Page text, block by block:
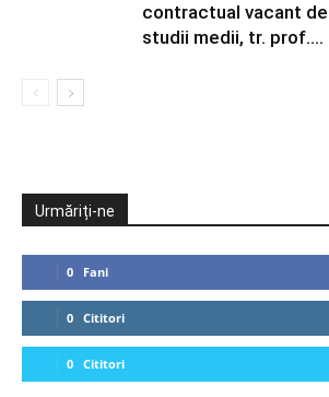
contractual vacant
studii medii, tr. prof....
Urmăriți-ne
0 Fani
0 Cititori
0 Cititori